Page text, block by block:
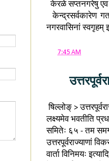
केरळे सप्तनगरेषु एव
केन्द्रसर्वकारेण
नगरवासिनां स्वगृहम्
7:45 AM
षिल्लोङ् >
लक्ष्यमेव भवतीति
समितेः ६५ - तम
उत्तरपूर्वराज्याणां
वार्ता विनिमयः